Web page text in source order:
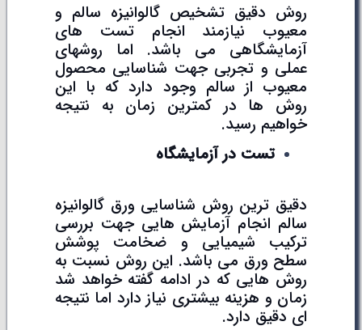
روش دقیق تشخیص گالوانیزه سالم و
معیوب نیازمند انجام تست های
آزمایشگاهی می باشد. اما روشهای
عملی و تجربی جهت شناسایی محصول
معیوب از سالم وجود دارد که با این
روش ها در کمترین زمان به نتیجه
خواهیم رسید.
تست در آزمایشگاه
دقیق ترین روش شناسایی ورق گالوانیزه
سالم انجام آزمایش هایی جهت بررسی
ترکیب شیمیایی و ضخامت پوشش
سطح ورق می باشد. این روش نسبت به
روش هایی که در ادامه گفته خواهد شد
زمان و هزینه بیشتری نیاز دارد اما نتیجه
ای دقیق دارد.